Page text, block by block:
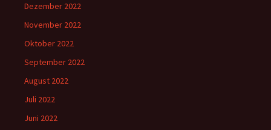
Dezember 2022
November 2022
Oktober 2022
September 2022
August 2022
Juli 2022
Juni 2022